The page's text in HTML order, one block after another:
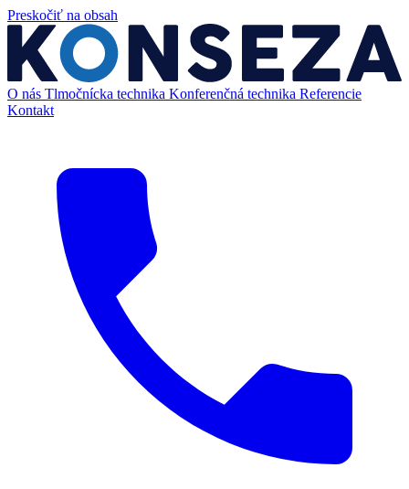
Preskočiť na obsah
O nás Tlmočnícka technika Konferenčná technika Referencie
Kontakt